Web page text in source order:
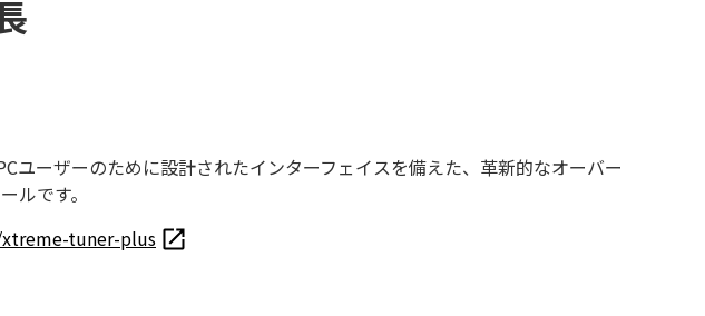
ユーザーのために設計されたインターフェイスを備えた、革新的なオーバー
ルです。
tuner-plus